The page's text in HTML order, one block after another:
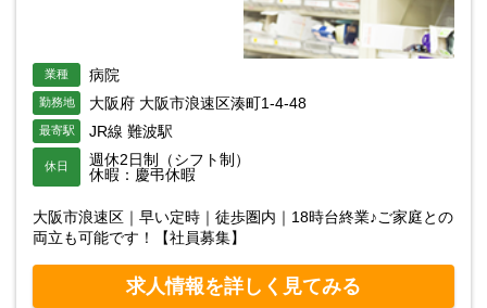
業種 病院
勤務地 大阪府 大阪市浪速区湊町1-4-48
最寄駅 JR線 難波駅
休日
週休2日制（シフト制）
休暇：慶弔休暇
大阪市浪速区｜早い定時｜徒歩圏内｜18時台終業♪ご家庭との
両立も可能です！【社員募集】
求人情報を詳しく見てみる